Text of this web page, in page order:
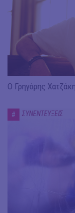
Ο Γρηγόρης
# ΣΥΝΕΝΤΕΥΞΕΙΣ